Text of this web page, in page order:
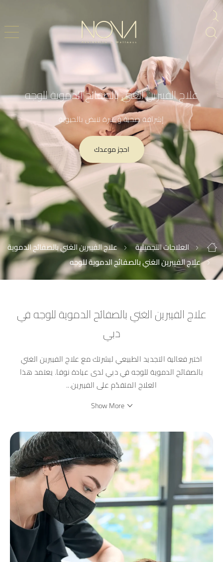
علاج الفيبرين الغني بالصفائح الدموية للوجه
إشراقة صحية وبشرة تنبض بالحيوية
احجز موعدك
العلاجات التجميلية
علاج الفيبرين الغني بالصفائح الدموية
علاج الفيبرين الغني بالصفائح الدموية للوجه
علاج الفيبرين الغني بالصفائح الدموية للوجه في
دبي
اختبر فعالية التجديد الطبيعي لبشرتك مع علاج الفيبرين الغني
بالصفائح الدموية للوجه في دبي لدى عيادة نوفا. يعتمد هذا
العلاج المتقدّم على الفيبرين...
Show More